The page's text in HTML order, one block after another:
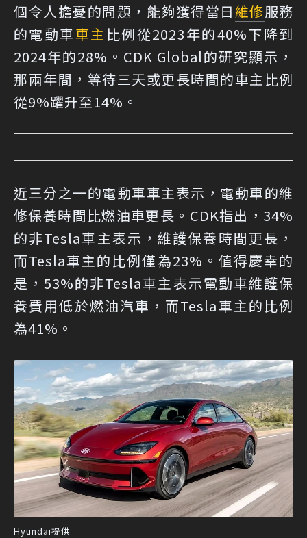
個令人擔憂的問題，能夠獲得當日維修服務
的電動車車主 比例從2023年的40%下降到
2024年的28%。CDK Global的研究顯示，
那兩年間，等待三天或更長時間的車主比例
從9%躍升至14%。
近三分之一的電動車車主表示，電動車的維
修保養時間比燃油車更長。CDK指出，34%
的非Tesla車主表示，維護保養時間更長，
而Tesla車主的比例僅為23%。值得慶幸的
是，53%的非Tesla車主表示電動車維護保
養費用低於燃油汽車，而Tesla車主的比例
為41%。
Hyundai提供